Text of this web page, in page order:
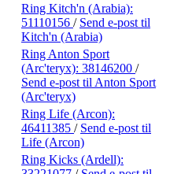
Ring Kitch'n (Arabia):
51110156 / Send e-post til
Kitch'n (Arabia)
Ring Anton Sport
(Arc'teryx): 38146200 /
Send e-post til Anton Sport
(Arc'teryx)
Ring Life (Arcon):
46411385 / Send e-post til
Life (Arcon)
Ring Kicks (Ardell):